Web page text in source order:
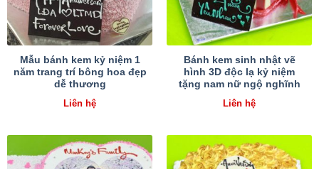
Mẫu bánh kem kỷ niệm 1
năm trang trí bông hoa đẹp
dễ thương
Liên hệ
Bánh kem sinh nhật vẽ
hình 3D độc lạ kỷ niệm
tặng nam nữ ngộ nghĩnh
Liên hệ